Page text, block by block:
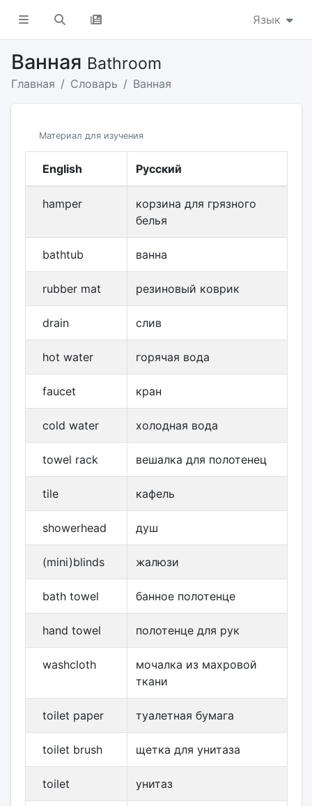
Язык
Ванная Bathroom
Главная Словарь Ванная
Материал для изучения
English Русский
hamper
корзина для грязного
белья
bathtub ванна
rubber mat резиновый коврик
drain слив
hot water горячая вода
faucet кран
cold water холодная вода
towel rack вешалка для полотенец
tile кафель
showerhead душ
(mini)blinds жалюзи
bath towel банное полотенце
hand towel полотенце для рук
washcloth
мочалка из махровой
ткани
toilet paper туалетная бумага
toilet brush щетка для унитаза
toilet унитаз